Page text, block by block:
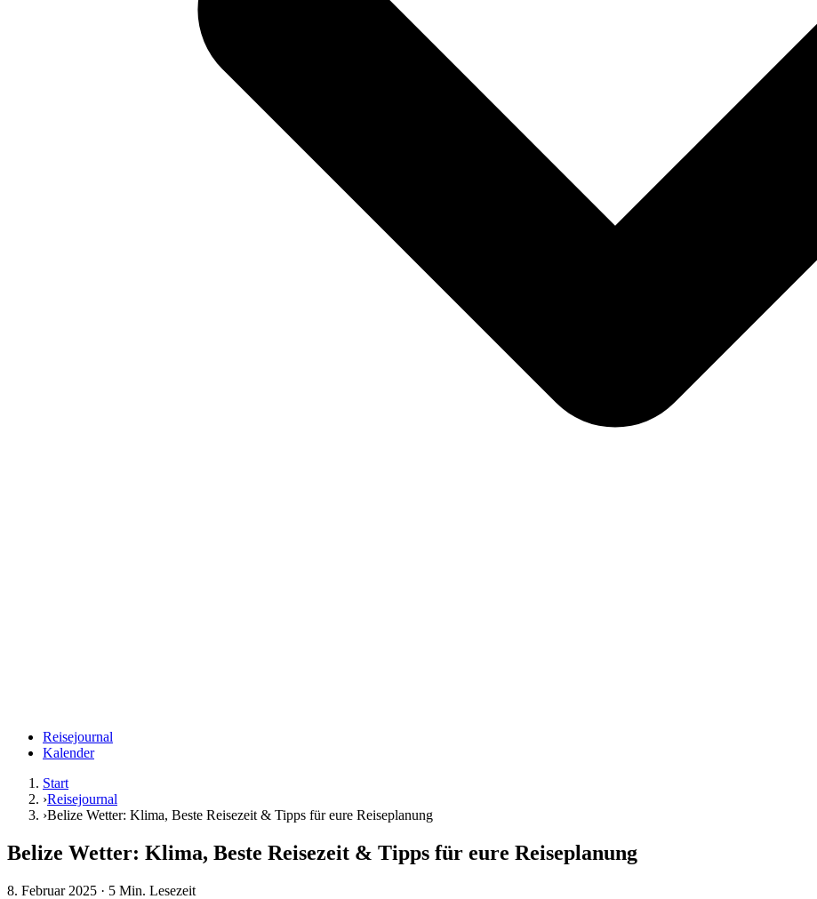
Reisejournal
Kalender
Start
›Reisejournal
›Belize Wetter: Klima, Beste Reisezeit & Tipps für eure Reiseplanung
Belize Wetter: Klima, Beste Reisezeit & Tipps für eure Reiseplanung
8. Februar 2025 · 5 Min. Lesezeit